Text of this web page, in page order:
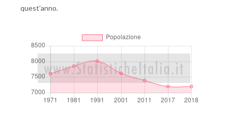
quest'anno.